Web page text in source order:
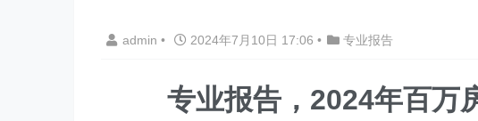
admin • 2024年7月10日 17:06 • 专业报告
专业报告，2024年百万